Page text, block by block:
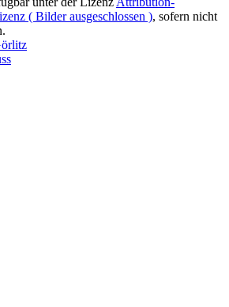
( Bilder ausgeschlossen ), sofern nicht